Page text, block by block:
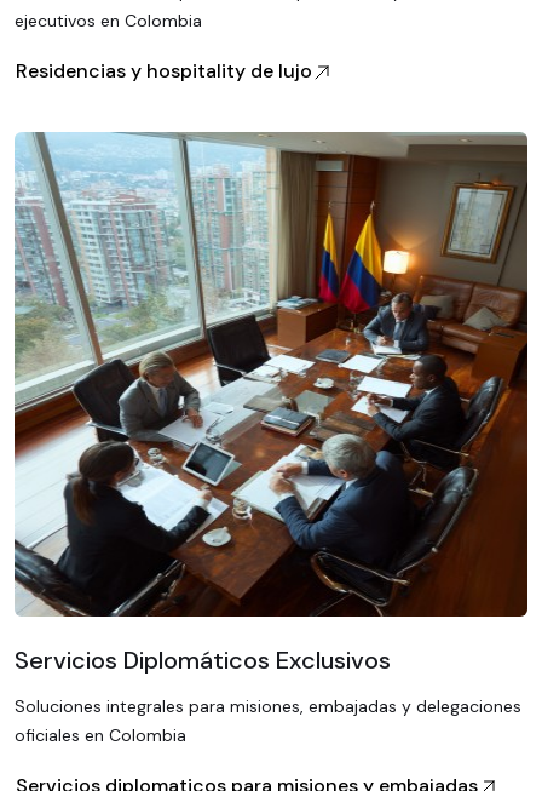
ejecutivos en Colombia
Residencias y hospitality de lujo
Servicios Diplomáticos Exclusivos
Soluciones integrales para misiones, embajadas y delegaciones
oficiales en Colombia
Servicios diplomaticos para misiones y embajadas